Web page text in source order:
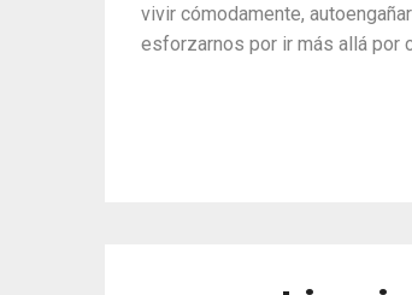
vivir cómodamente,
esforzarnos por ir más allá por